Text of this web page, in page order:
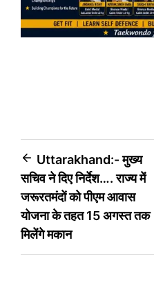
Post
navigation
Uttarakhand:- मुख्य
सचिव ने दिए निर्देश…. राज्य में
जरूरतमंदों को पीएम आवास
योजना के तहत 15 अगस्त तक
मिलेंगे मकान